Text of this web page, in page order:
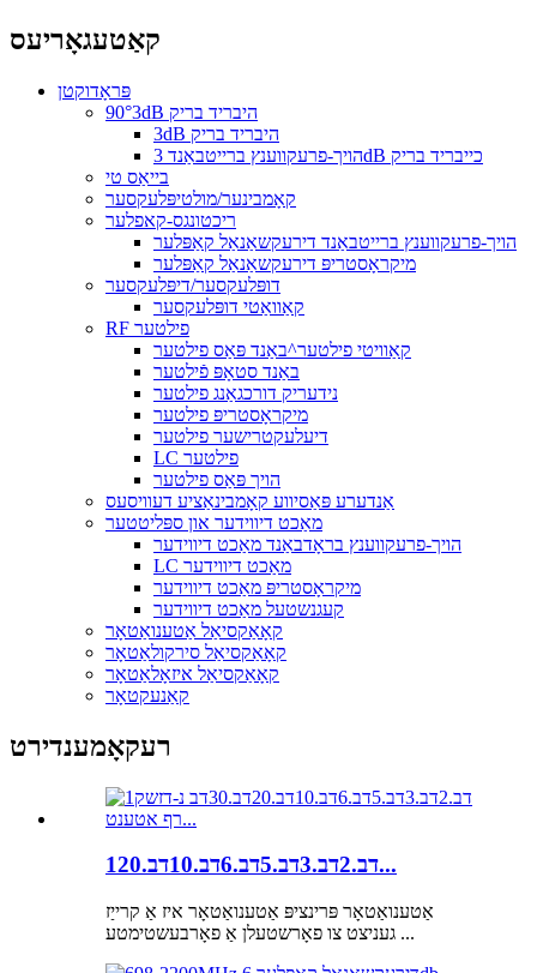
קאַטעגאָריעס
פּראָדוקטן
90°3dB היבריד בריק
3dB היבריד בריק
הויך-פרעקווענץ ברייטבאַנד 3dB כייבריד בריק
בייאַס טי
קאָמבינער/מולטיפּלעקסער
ריכטונגס-קאפלער
הויך-פרעקווענץ ברייטבאַנד דירעקשאַנאַל קאַפּלער
מיקראָסטריפּ דירעקשאַנאַל קאַפּלער
דופּלעקסער/דיפּלעקסער
קאַוואַטי דופּלעקסער
RF פילטער
קאַוויטי פילטער^באַנד פּאַס פילטער
באַנד סטאָפּ פֿילטער
נידעריק דורכגאַנג פילטער
מיקראָסטריפּ פילטער
דיעלעקטרישער פילטער
LC פילטער
הויך פּאַס פילטער
אַנדערע פּאַסיווע קאָמבינאַציע דעוויסעס
מאַכט דיווידער און ספּליטטער
הויך-פרעקווענץ בראָדבאַנד מאַכט דיווידער
LC מאַכט דיווידער
מיקראָסטריפּ מאַכט דיווידער
קעגנשטעל מאַכט דיווידער
קאָאַקסיאַל אַטענואַטאָר
קאָאַקסיאַל סירקולאַטאָר
קאָאַקסיאַל איזאָלאַטאָר
קאַנעקטאָר
רעקאָמענדירט
1דב.2דב.3דב.5דב.6דב.10דב.20...
אַטענואַטאָר פּרינציפּ אַטענואַטאָר איז אַ קרייַז
געניצט צו פאָרשטעלן אַ פאָרבעשטימטע ...